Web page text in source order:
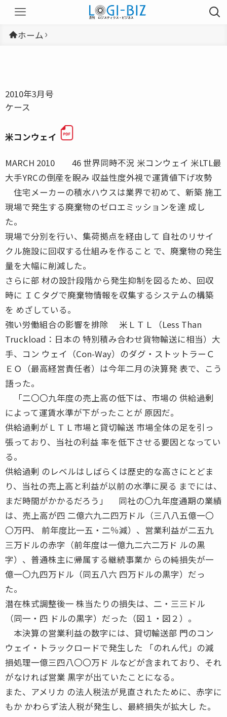
ホーム
2010年3月号
ケース
米コンウェイ
MARCH 2010 46 世界同時不況 米コンウェイ 米LTL最
大手YRCの倒産を睨み 収益性度外視で運賃値下げ攻勢
住宅メーカーの積水ハウスは業界で初めて、新築 施工
現場で発生する廃棄物のゼロエミッションを達 成し
た。
現場で分別を行い、集荷拠点を経由して 自社のリサイ
クル施設に回収する仕組みを作ること で、廃棄物の発生
量を大幅に削減した。
さらに部 材の設計段階から発生抑制を図るため、回収
時に ＩＣタグで廃棄物情報を収集するシステムの構築
を めざしている。
強い労働組合の影響を排除 米ＬＴＬ（Less Than
Truckload：日本の 特別積み合わせ貨物輸送に相当）大
手、コン ウェイ（Con-Way）のダグ・ストットラーＣ
ＥＯ（最高経営責任者）は今年二月の決算発 表で、こう
語った。
「二〇〇九年度の売上高の低下は、市場の 供給過剰
によって運賃水準が下がったことが 原因だ。
供給過剰がＬＴＬ市場と貸切輸送 市場全体の足を引っ
張っており、当社の利益 率を低下させる要因となってい
る。
供給過剰 のレベルはしばらくは歴史的な高さにとどま
り、当社の売上高と利益が以前の水準に戻る までには、
まだ時間がかかるだろう」 同社の〇九年度通期の業績
は、売上高が四 二億六九二四万ドル（三八八五億一〇
〇万円、 前年度比一五・二％減）、営業利益が二五九
三万ドルの赤字（前年度は一億九二六二万ド ルの黒
字）、普通株主に帰属する継続事業か らの純損失が一
億一〇九四万ドル（同五八六 四万ドルの黒字）だっ
た。
潜在株式調整後一 株当たりの損失は、二・三三ドル
（同一・四 ドルの黒字）だった（図１・図２）。
本決算の営業利益の数字には、貸切輸送部 門のコン
ウェイ・トラックロードで発生した 「のれん代」の減
損処理一億三四八〇〇万ド ルなどが含まれており、それ
がなければ営業 黒字が出ていたことになる。
また、アメリカ の法人税法が見直されたために、赤字に
もか かわらず法人税が発生し、最終損失が拡大し た。